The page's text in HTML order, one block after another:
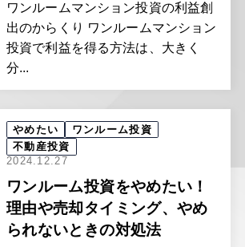
ワンルームマンション投資の利益創
出のからくり ワンルームマンション
投資で利益を得る方法は、大きく
分...
やめたい
ワンルーム投資
不動産投資
2024.12.27
ワンルーム投資をやめたい！
理由や売却タイミング、やめ
られないときの対処法